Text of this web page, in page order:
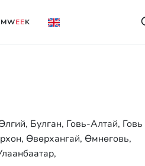
EEK
Булган, Говь-Алтай,
Өвөрхангай, Өмнөговь,